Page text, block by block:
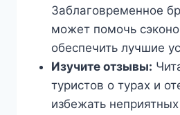
Заблаговременное
может помочь
обеспечить лучшие
Изучите отзывы:
туристов о турах и
избежать